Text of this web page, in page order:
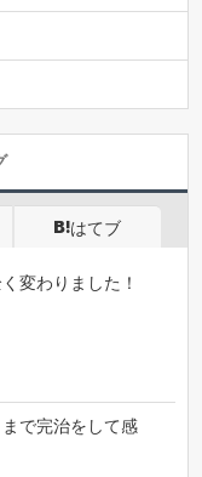
はてブ
変わりました！
で完治をして感